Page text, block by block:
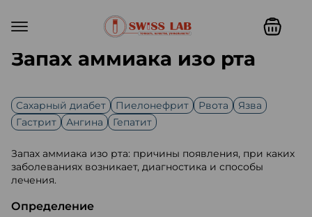
Запах аммиака изо рта
Cахарный диабет Пиелонефрит Рвота
Язва
Гастрит
Ангина Гепатит
Запах аммиака изо рта: причины появления, при каких
заболеваниях возникает, диагностика и способы
лечения.
Определение